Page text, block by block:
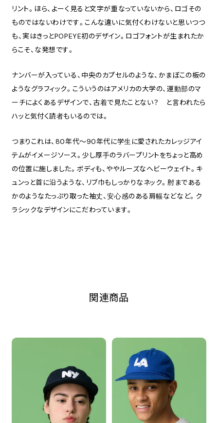
リント。ほら、よーく見ると文字が重なっていないから、ロゴその
ものではないわけです。こんな違いに気付くわけないと思いつつ
も、実はきっとPOPEYE初のデザイン。ロゴフォントが生まれたか
らこそ、な発想です。
ナンバーが入っている、中央のカプセルのような、かまぼこの板の
ようなグラフィック。こういうのはアメリカの大学の、運動部のマ
ーチによくあるデザインで、古着で見たことない？ と言われたら
ハッと気付く読者もいるのでは。
つまりこれは、80年代〜90年代に学生に愛されたカレッジアイ
テムがイメージソース。少し厚手のラバープリントをちょっと高め
の位置に施しました。ボディも、ややルーズなヘビーウェイト。キ
ュンっと首に沿うような、リブ巾もしっかりなネック。肘まである
かのようなたっぷり取った袖丈、安心感のある肩幅などなど。ク
ラシックなデザインにこだわっています。
関連商品